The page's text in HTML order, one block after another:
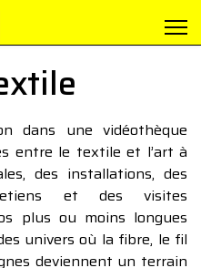
dans une vidéothèque
entre le textile et l’art à
des installations, des
et des visites
plus ou moins longues
univers où la fibre, le fil
deviennent un terrain